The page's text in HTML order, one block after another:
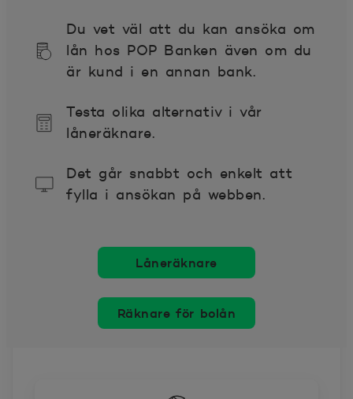
Du vet väl att du kan ansöka om
lån hos POP Banken även om du
är kund i en annan bank.
Testa olika alternativ i vår
låneräknare.
Det går snabbt och enkelt att
fylla i ansökan på webben.
Låneräknare
Räknare för bolån